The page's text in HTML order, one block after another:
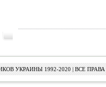
УКРАИНЫ 1992-2020 | ВСЕ